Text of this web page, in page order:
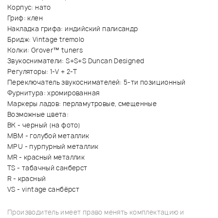
Корпус: нато
Гриф: клен
Накладка грифа: индийский палисандр
Бридж: Vintage tremolo
Колки: Grover™ tuners
Звукосниматели: S+S+S Duncan Designed
Регуляторы: 1-V + 2-T
Переключатель звукоснимателей: 5-ти позиционный
Фурнитура: хромированная
Маркеры ладов: перламутровые, смещенные
Возможные цвета:
BK - черный (на фото)
MBM - голубой металлик
MPU - пурпурный металлик
MR - красный металлик
TS - табачный санберст
R - красный
VS - vintage санбёрст
Производитель имеет право менять комплектацию и